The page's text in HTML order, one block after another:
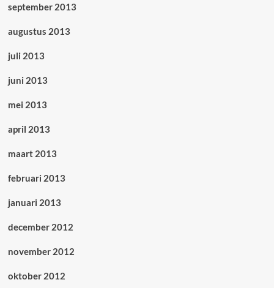
september 2013
augustus 2013
juli 2013
juni 2013
mei 2013
april 2013
maart 2013
februari 2013
januari 2013
december 2012
november 2012
oktober 2012